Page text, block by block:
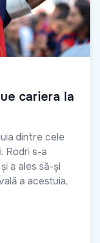
cariera la
dintre cele
Rodri s-a
a ales să-și
a acestuia,